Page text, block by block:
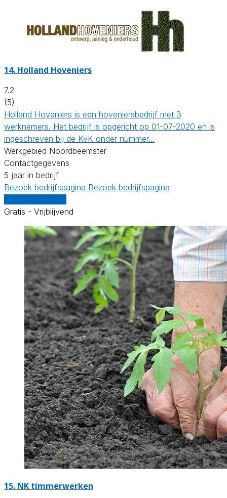
14. Holland Hoveniers
7.2
(5)
Holland Hoveniers is een hoveniersbedrijf met 3
werknemers. Het bedrijf is opgericht op 01-07-2020 en is
ingeschreven bij de KvK onder nummer…
Werkgebied Noordbeemster
Contactgegevens
5 jaar in bedrijf
Bezoek bedrijfspagina Bezoek bedrijfspagina
Gratis - Vrijblijvend
15. NK timmerwerken